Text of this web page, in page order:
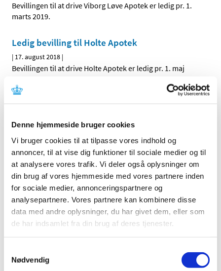
Denne hjemmeside bruger cookies
Vi bruger cookies til at tilpasse vores indhold og
annoncer, til at vise dig funktioner til sociale medier og til
at analysere vores trafik. Vi deler også oplysninger om
din brug af vores hjemmeside med vores partnere inden
for sociale medier, annonceringspartnere og
analysepartnere. Vores partnere kan kombinere disse
data med andre oplysninger, du har givet dem, eller som
de har indsamlet fra din brug af deres tjenester.
Nødvendig
Bevillingen til at drive Viborg Løve Apotek er ledig pr. 1.
marts 2019.
Ledig bevilling til Holte Apotek
| 17. august 2018 |
Bevillingen til at drive Holte Apotek er ledig pr. 1. maj
2026 (2)
2025 (13)
2024 (30)
2023 (49)
2022 (35)
2021 (23)
2020 (49)
2018 (40)